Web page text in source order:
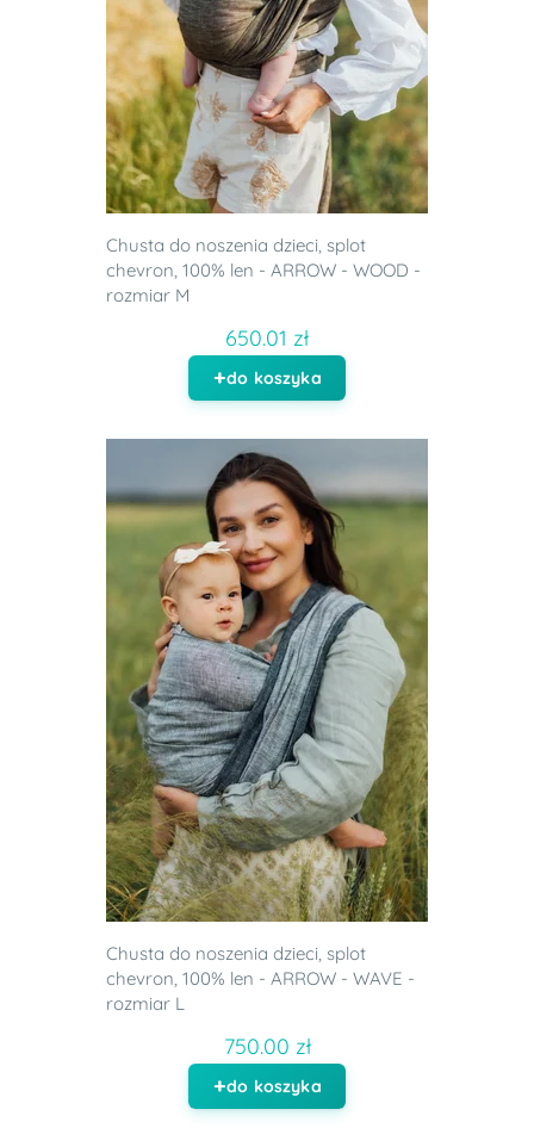
Chusta do noszenia dzieci, splot
chevron, 100% len - ARROW - WOOD -
rozmiar M
650.01 zł
do koszyka
Chusta do noszenia dzieci, splot
chevron, 100% len - ARROW - WAVE -
rozmiar L
750.00 zł
do koszyka